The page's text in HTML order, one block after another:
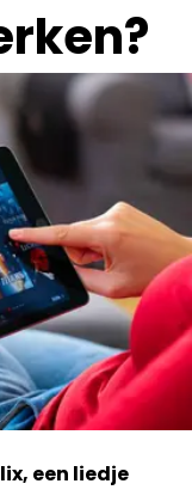
een liedje